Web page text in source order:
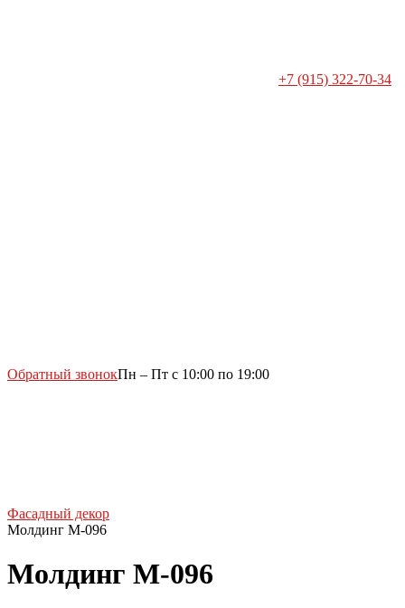
+7 (915) 322-70-34
Обратный звонокПн – Пт с 10:00 по 19:00
Фасадный декор
Молдинг М-096
Молдинг М-096